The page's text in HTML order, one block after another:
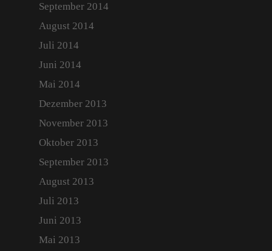
September 2014
August 2014
Juli 2014
Juni 2014
Mai 2014
Dezember 2013
November 2013
Oktober 2013
September 2013
August 2013
Juli 2013
Juni 2013
Mai 2013